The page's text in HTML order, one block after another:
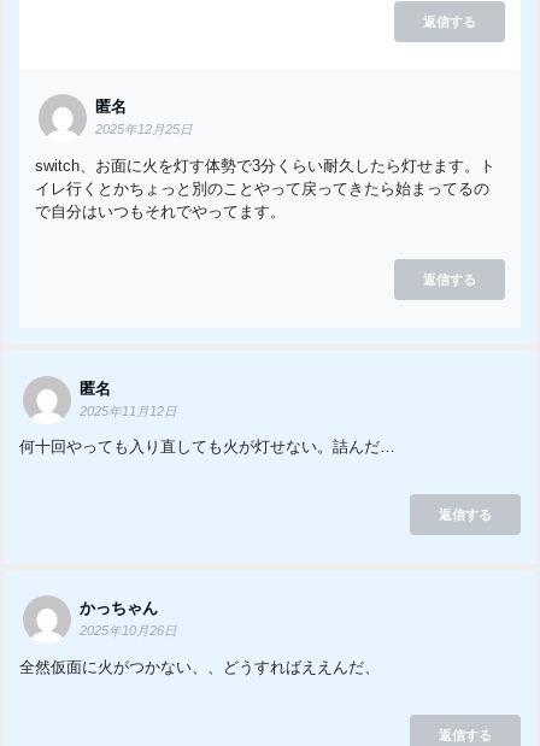
返信する
匿名
2025年12月25日
switch、お面に火を灯す体勢で3分くらい耐久したら灯せます。ト
イレ行くとかちょっと別のことやって戻ってきたら始まってるの
で自分はいつもそれでやってます。
返信する
匿名
2025年11月12日
何十回やっても入り直しても火が灯せない。詰んだ…
返信する
かっちゃん
2025年10月26日
全然仮面に火がつかない、、どうすればええんだ、
返信する